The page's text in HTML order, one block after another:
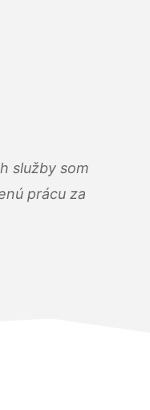
služby som
prácu za